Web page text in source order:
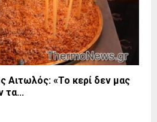
Αιτωλός: «Το κερί δεν μας
τα...